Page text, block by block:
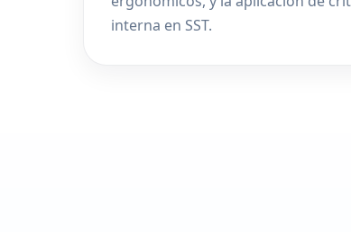
interna en SST.